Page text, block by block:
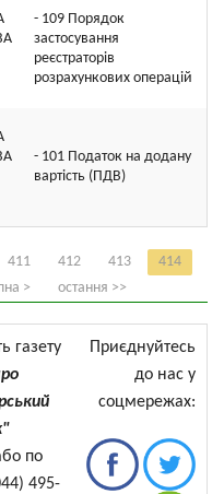
- 109 Порядок
застосування
реєстраторів
розрахункових операцій
- 101 Податок на додану
вартість (ПДВ)
411 412 413
414
> остання >>
газету
по
495-
Приєднуйтесь
до нас у
соцмережах: